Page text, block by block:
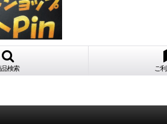
品検索 ご